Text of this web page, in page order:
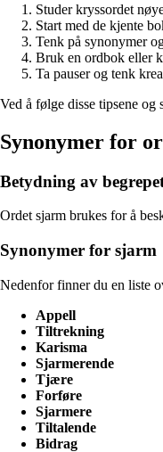
Studer kryssordet
Start med de kjente
Tenk på synonymer
Bruk en ordbok eller
Ta pauser og tenk
Ved å følge disse tipsene
Synonymer for
Betydning av
Ordet sjarm brukes for å
Synonymer for sjarm
Nedenfor finner du en liste
Appell
Tiltrekning
Karisma
Sjarmerende
Tjære
Forføre
Sjarmere
Tiltalende
Bidrag